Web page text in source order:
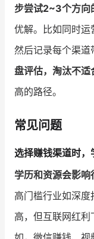
步尝试2~3个方向
优解。比如同时运
然后记录每个渠道
盘评估，淘汰不适
高的路径。
常见问题
选择赚钱渠道时，
学历和资源会影
高门槛行业如深
高，但互联网红利